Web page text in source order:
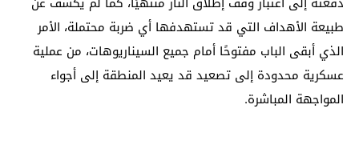
طبيعة الأهداف التي قد تستهدفها أي ضربة محتملة، الأمر
الذي أبقى الباب مفتوحًا أمام جميع السيناريوهات، من عملية
عسكرية محدودة إلى تصعيد قد يعيد المنطقة إلى أجواء
المواجهة المباشرة.